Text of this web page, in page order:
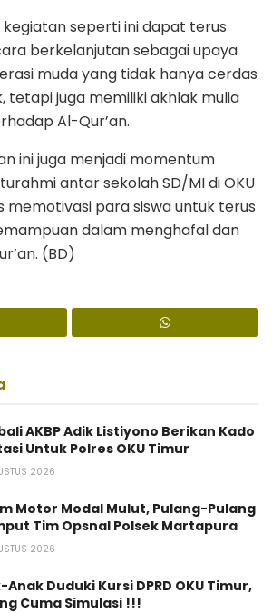
seperti ini dapat terus
berkelanjutan sebagai upaya
muda yang tidak hanya cerdas
tetapi juga memiliki akhlak mulia
Al-Qur’an.
ini juga menjadi momentum
antar sekolah SD/MI di OKU
memotivasi para siswa untuk terus
dalam menghafal dan
(BD)
AKBP Adik Listiyono Berikan Kado
Untuk Polres OKU Timur
2026
Motor Modal Mulut, Pulang-Pulang
Tim Opsnal Polsek Martapura
2026
Anak Duduki Kursi DPRD OKU Timur,
Cuma Simulasi !!!